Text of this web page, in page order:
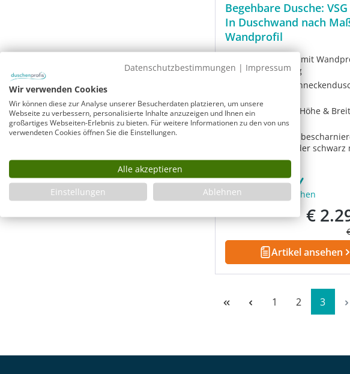
Begehbare Dusche:
In Duschwand nach
Wandprofil
Walk In Dusche mit
Maßanfertigung
Rahmenlose
8 mm VSG Glas Höhe &
wählbar
Glasbündige
chromfarben oder schwarz
Sofort verfügbar
Lieferzeit:
2-3 Wochen
€
Artikel ansehen
Seite
1 Seite
2 Seite
3
Datenschutzbestimmungen | Impressum
Wir verwenden Cookies
Wir können diese zur Analyse unserer Besucherdaten platzieren, um unsere
Webseite zu verbessern, personalisierte Inhalte anzuzeigen und Ihnen ein
großartiges Webseiten-Erlebnis zu bieten. Für weitere Informationen zu den von uns
verwendeten Cookies öffnen Sie die Einstellungen.
Alle akzeptieren
Einstellungen
Ablehnen